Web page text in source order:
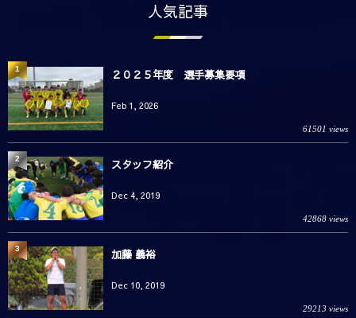
人気記事
２０２５年度 選手募集要項
Feb 1, 2026
61501 views
1
スタッフ紹介
Dec 4, 2019
42868 views
2
加藤 義裕
Dec 10, 2019
29213 views
3